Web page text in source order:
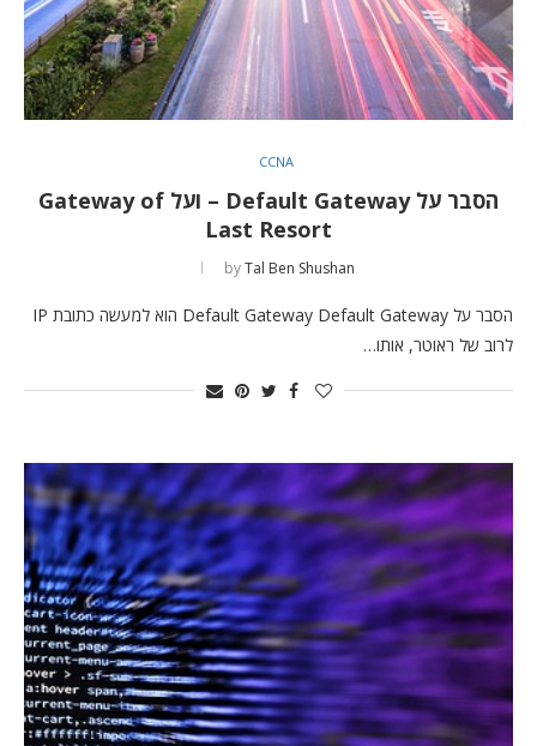
CCNA
הסבר על Default Gateway – ועל Gateway of
Last Resort
byTal Ben Shushan
הסבר על Default Gateway Default Gateway הוא למעשה כתובת IP
לרוב של ראוטר, אותו…